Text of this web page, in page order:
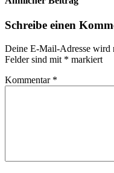
Schreibe einen
Deine E-Mail-Adresse wird
Felder sind mit * markiert
Kommentar *